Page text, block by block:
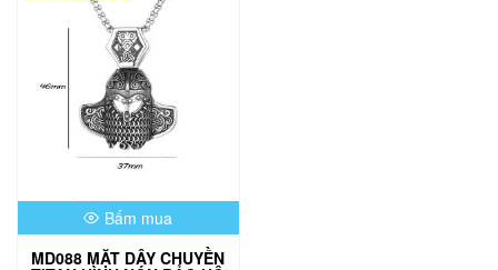
Bấm mua
MD088 MẶT DÂY CHUYỀN